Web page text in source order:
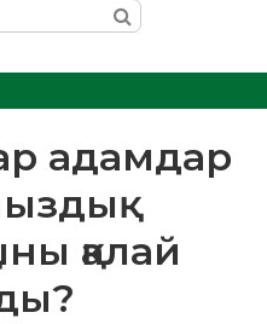
адамдар
қалай